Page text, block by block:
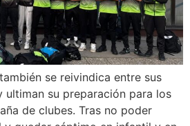
se reivindica entre sus
ultiman su preparación para los
de clubes. Tras no poder